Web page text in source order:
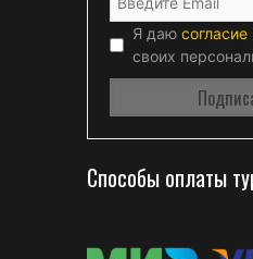
Я даю согласие
своих
Способы оплаты